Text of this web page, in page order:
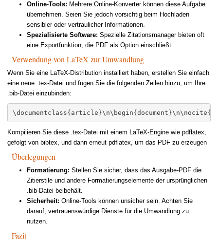
Online-Tools: Mehrere Online-Konverter können diese Aufgabe
übernehmen. Seien Sie jedoch vorsichtig beim Hochladen
sensibler oder vertraulicher Informationen.
Spezialisierte Software: Spezielle Zitationsmanager bieten oft
eine Exportfunktion, die PDF als Option einschließt.
Verwendung von LaTeX zur Umwandlung
Wenn Sie eine LaTeX-Distribution installiert haben, erstellen Sie einfach
eine neue .tex-Datei und fügen Sie die folgenden Zeilen hinzu, um Ihre
.bib-Datei einzubinden:
Kompilieren Sie diese .tex-Datei mit einem LaTeX-Engine wie pdflatex,
gefolgt von bibtex, und dann erneut pdflatex, um das PDF zu erzeugen
Überlegungen
Formatierung: Stellen Sie sicher, dass das Ausgabe-PDF die
Zitierstile und andere Formatierungselemente der ursprünglichen
.bib-Datei beibehält.
Sicherheit: Online-Tools können unsicher sein. Achten Sie
darauf, vertrauenswürdige Dienste für die Umwandlung zu
nutzen.
Fazit